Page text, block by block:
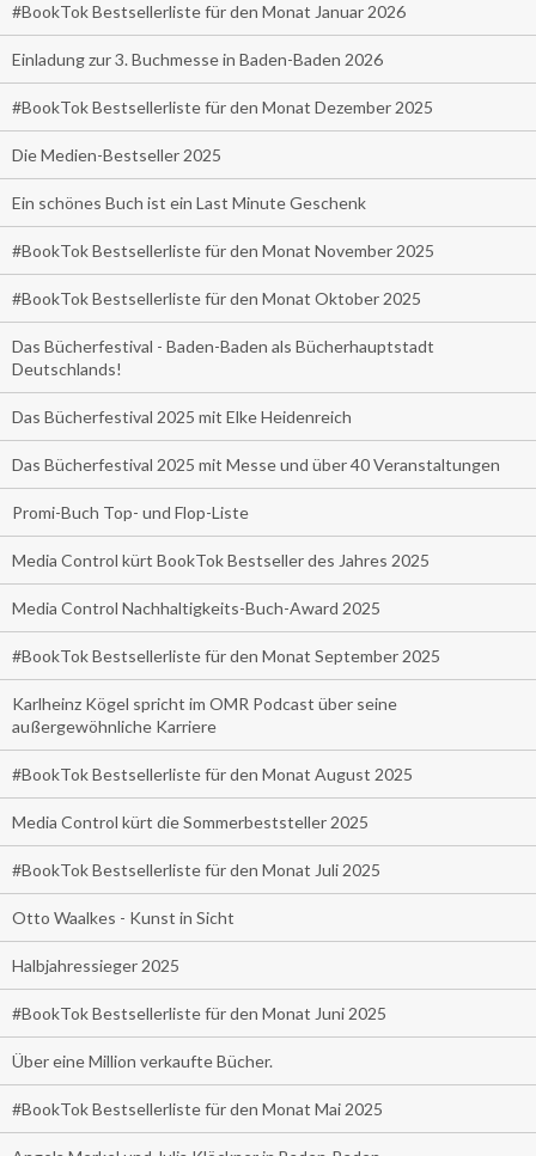
#BookTok Bestsellerliste für den Monat Januar 2026
Einladung zur 3. Buchmesse in Baden-Baden 2026
#BookTok Bestsellerliste für den Monat Dezember 2025
Die Medien-Bestseller 2025
Ein schönes Buch ist ein Last Minute Geschenk
#BookTok Bestsellerliste für den Monat November 2025
#BookTok Bestsellerliste für den Monat Oktober 2025
Das Bücherfestival - Baden-Baden als Bücherhauptstadt
Deutschlands!
Das Bücherfestival 2025 mit Elke Heidenreich
Das Bücherfestival 2025 mit Messe und über 40 Veranstaltungen
Promi-Buch Top- und Flop-Liste
Media Control kürt BookTok Bestseller des Jahres 2025
Media Control Nachhaltigkeits-Buch-Award 2025
#BookTok Bestsellerliste für den Monat September 2025
Karlheinz Kögel spricht im OMR Podcast über seine
außergewöhnliche Karriere
#BookTok Bestsellerliste für den Monat August 2025
Media Control kürt die Sommerbeststeller 2025
#BookTok Bestsellerliste für den Monat Juli 2025
Otto Waalkes - Kunst in Sicht
Halbjahressieger 2025
#BookTok Bestsellerliste für den Monat Juni 2025
Über eine Million verkaufte Bücher.
#BookTok Bestsellerliste für den Monat Mai 2025